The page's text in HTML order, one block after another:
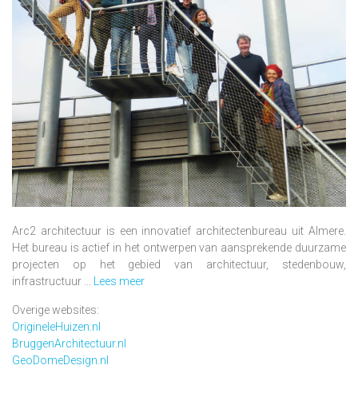
Arc2 architectuur is een innovatief architectenbureau uit Almere.
Het bureau is actief in het ontwerpen van aansprekende duurzame
projecten op het gebied van architectuur, stedenbouw,
infrastructuur ...
Lees meer
Overige websites:
OrigineleHuizen.nl
BruggenArchitectuur.nl
GeoDomeDesign.nl